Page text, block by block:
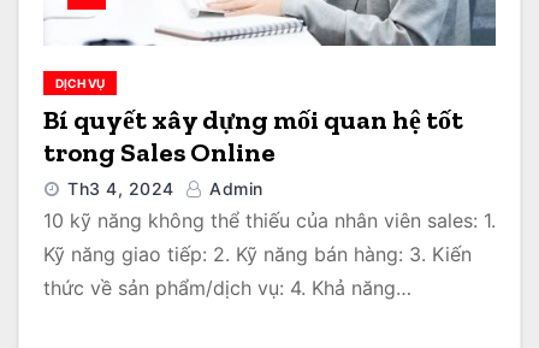
DỊCH VỤ
Bí quyết xây dựng mối quan hệ tốt
trong Sales Online
Th3 4, 2024 Admin
10 kỹ năng không thể thiếu của nhân viên sales: 1.
Kỹ năng giao tiếp: 2. Kỹ năng bán hàng: 3. Kiến
thức về sản phẩm/dịch vụ: 4. Khả năng…